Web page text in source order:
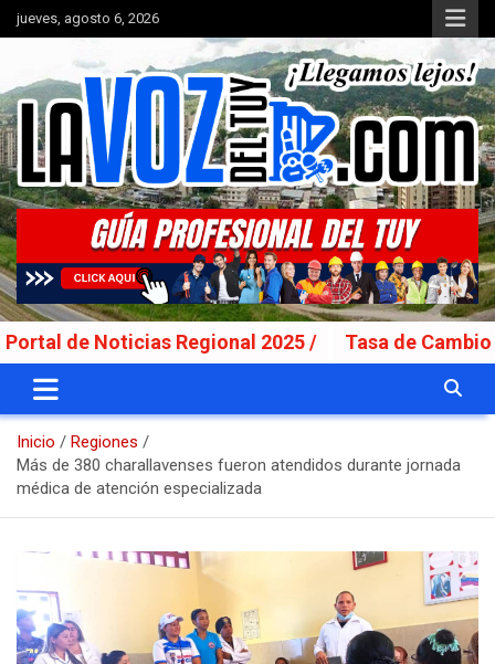
Saltar
al
jueves, agosto 6, 2026
La Voz del Tuy
Portal de noticias
Noticias Regional 2025 / Tasa de Cambio Fecha
Inicio
Regiones
Más de 380 charallavenses fueron atendidos durante jornada
médica de atención especializada